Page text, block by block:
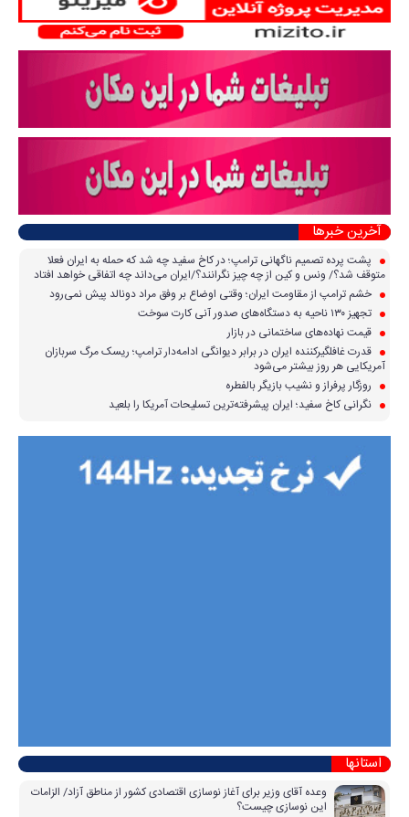
آخرین خبرها
پشت پرده تصمیم ناگهانی ترامپ؛ در کاخ سفید چه شد که حمله به ایران فعلا
متوقف شد؟/ ونس و کین از چه چیز نگرانند؟/ایران می‌داند چه اتفاقی خواهد افتاد
خشم ترامپ از مقاومت ایران؛ وقتی اوضاع بر وفق مراد دونالد پیش نمی‌رود
تجهیز ۱۳۰ ناحیه به دستگاه‌های صدور آنی کارت سوخت
قیمت نهاده‌های ساختمانی در بازار
قدرت غافلگیرکننده ایران در برابر دیوانگی ادامه‌دار ترامپ؛ ریسک مرگ سربازان
آمریکایی هر روز بیشتر می‌شود
روزگار پرفراز و نشیب بازیگر بالفطره
نگرانی کاخ سفید؛ ایران پیشرفته‌ترین تسلیحات آمریکا را بلعید
استانها
وعده آقای وزیر برای آغاز نوسازی اقتصادی کشور از مناطق آزاد/ الزامات
این نوسازی چیست؟